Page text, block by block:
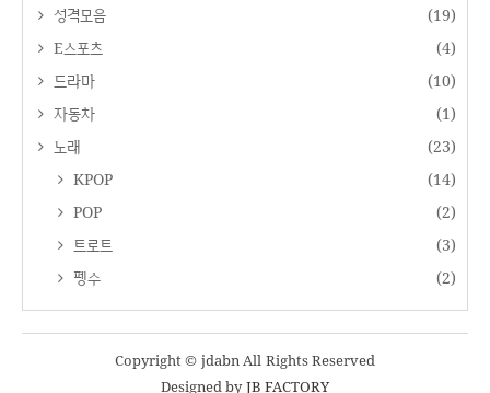
성격모음
(19)
E스포츠
(4)
드라마
(10)
자동차
(1)
노래
(23)
KPOP
(14)
POP
(2)
트로트
(3)
펭수
(2)
Copyright © jdabn All Rights Reserved
Designed byJB FACTORY